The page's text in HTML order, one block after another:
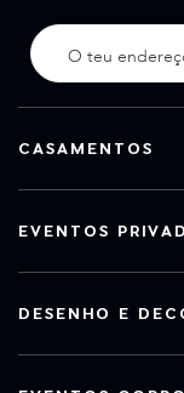
CASAMENTOS
EVENTOS
DESENHO E